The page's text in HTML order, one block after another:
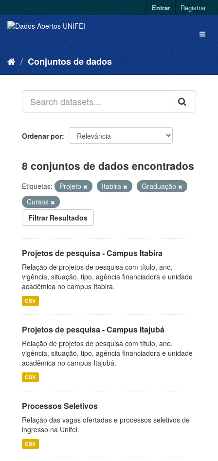
Entrar Registrar
Conjuntos de dados
Ordenar por
8 conjuntos de dados encontrados
Etiquetas: Projeto Itabira
Graduação
Cursos
Filtrar Resultados
Projetos de pesquisa - Campus Itabira
Relação de projetos de pesquisa com título, ano,
vigência, situação, tipo, agência financiadora e unidade
acadêmica no campus Itabira.
CSV
Projetos de pesquisa - Campus Itajubá
Relação de projetos de pesquisa com título, ano,
vigência, situação, tipo, agência financiadora e unidade
acadêmica no campus Itajubá.
CSV
Processos Seletivos
Relação das vagas ofertadas e processos seletivos de
ingresso na Unifei.
CSV